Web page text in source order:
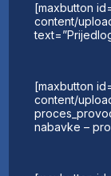
[maxbutton
content/
[maxbutton
content/
nabavke –